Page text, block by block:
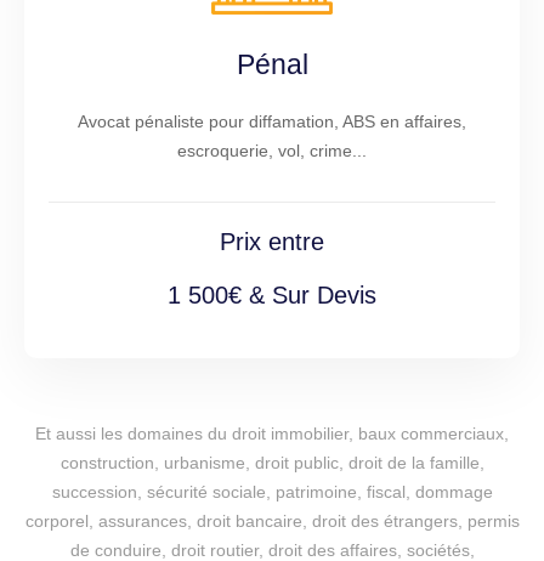
Pénal
Avocat pénaliste pour diffamation, ABS en affaires,
escroquerie, vol, crime...
Prix entre
1 500€ & Sur Devis
Et aussi les domaines du droit immobilier, baux commerciaux,
construction, urbanisme, droit public, droit de la famille,
succession, sécurité sociale, patrimoine, fiscal, dommage
corporel, assurances, droit bancaire, droit des étrangers, permis
de conduire, droit routier, droit des affaires, sociétés,